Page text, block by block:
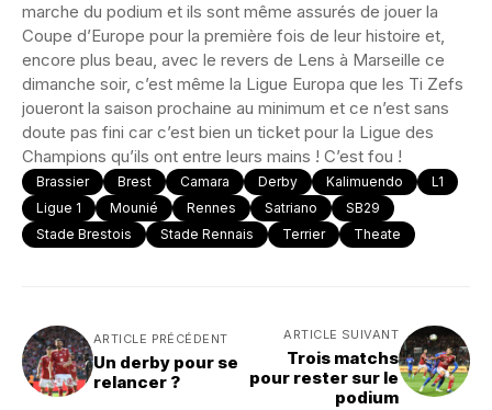
marche du podium et ils sont même assurés de jouer la
Coupe d’Europe pour la première fois de leur histoire et,
encore plus beau, avec le revers de Lens à Marseille ce
dimanche soir, c’est même la Ligue Europa que les Ti Zefs
joueront la saison prochaine au minimum et ce n’est sans
doute pas fini car c’est bien un ticket pour la Ligue des
Champions qu’ils ont entre leurs mains ! C’est fou !
Brassier Brest Camara Derby Kalimuendo
L1
Ligue 1
Mounié Rennes Satriano
SB29
Stade Brestois
Stade Rennais Terrier Theate
ARTICLE PRÉCÉDENT
Un derby pour se
relancer ?
ARTICLE SUIVANT
Trois matchs
pour rester sur le
podium